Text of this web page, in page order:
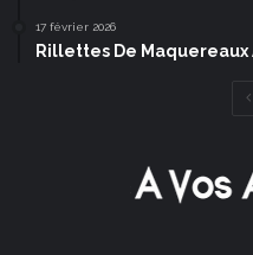
17 février 2026
Rillettes De Maquereaux